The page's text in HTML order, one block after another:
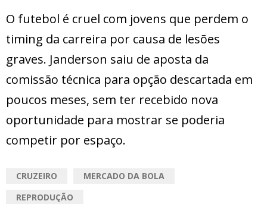
O futebol é cruel com jovens que perdem o
timing da carreira por causa de lesões
graves. Janderson saiu de aposta da
comissão técnica para opção descartada em
poucos meses, sem ter recebido nova
oportunidade para mostrar se poderia
competir por espaço.
CRUZEIRO
MERCADO DA BOLA
REPRODUÇÃO